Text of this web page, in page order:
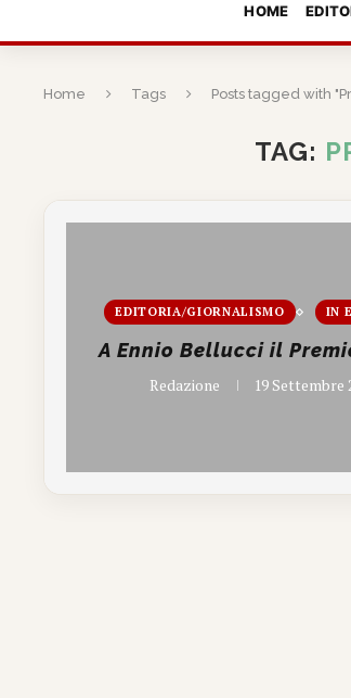
HOME
Home Tags Posts tagged with
TAG:
EDITORIA/GIORNALISMO IN
A Ennio Bellucci il
Redazione 19 Settembre